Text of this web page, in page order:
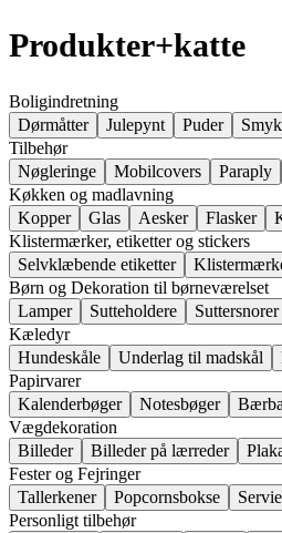
Produkter+katte
Boligindretning
Dørmåtter
Julepynt Puder
Tilbehør
Nøgleringe
Mobilcovers Paraply
Køkken og madlavning
Kopper
Glas Aesker Flasker
Klistermærker, etiketter og stickers
Selvklæbende etiketter
Børn og Dekoration til børneværelset
Lamper
Sutteholdere Suttersnorer
Kæledyr
Hundeskåle
Underlag til madskål
Papirvarer
Kalenderbøger
Notesbøger
Vægdekoration
Billeder
Billeder på lærreder
Fester og Fejringer
Tallerkener
Popcornsbokse
Personligt tilbehør